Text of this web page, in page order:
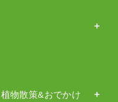
物散策&おでかけ